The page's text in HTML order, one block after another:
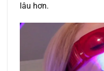
lâu hơn.